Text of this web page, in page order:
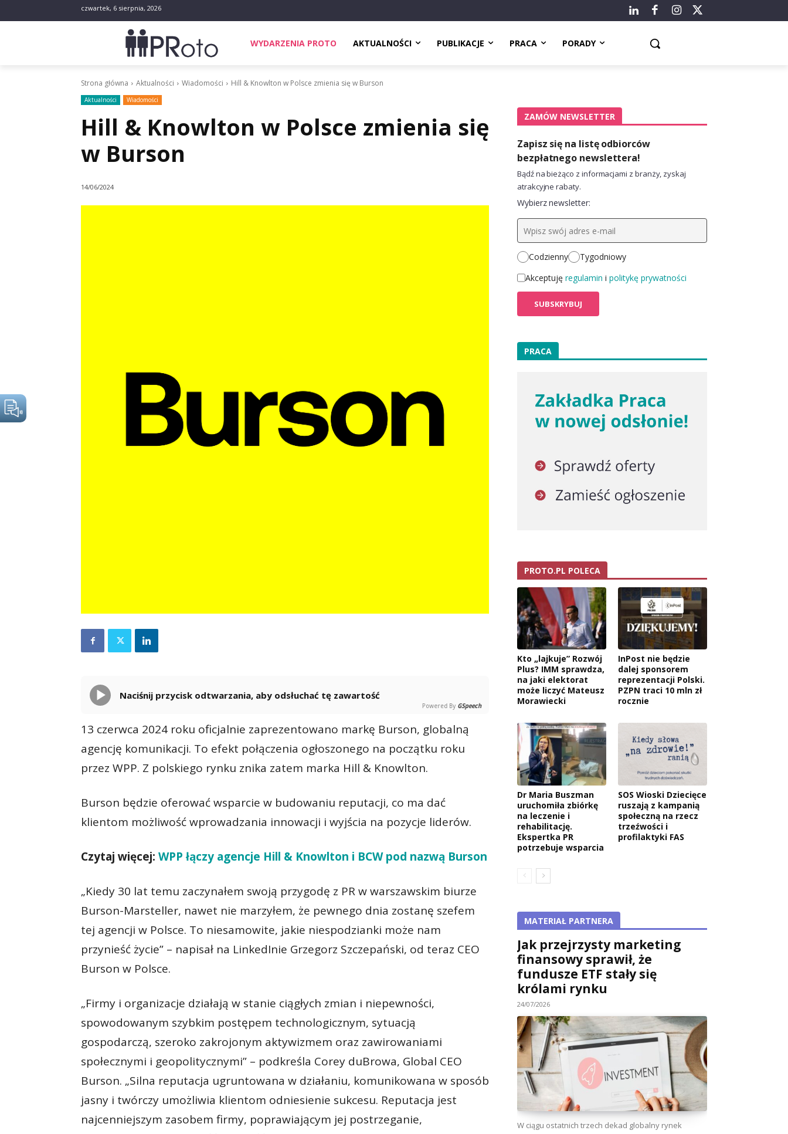
czwartek, 6 sierpnia, 2026
WYDARZENIA PROTO AKTUALNOŚCI PUBLIKACJE PRACA PORADY
Strona główna Aktualności Wiadomości Hill & Knowlton w Polsce zmienia się w Burson
Aktualności Wiadomości
Hill & Knowlton w Polsce zmienia się
w Burson
14/06/2024
Naciśnij przycisk odtwarzania, aby odsłuchać tę zawartość
Powered By GSpeech
13 czerwca 2024 roku oficjalnie zaprezentowano markę Burson, globalną
agencję komunikacji. To efekt połączenia ogłoszonego na początku roku
przez WPP. Z polskiego rynku znika zatem marka Hill & Knowlton.
Burson będzie oferować wsparcie w budowaniu reputacji, co ma dać
klientom możliwość wprowadzania innowacji i wyjścia na pozycje liderów.
Czytaj więcej: WPP łączy agencje Hill & Knowlton i BCW pod nazwą Burson
„Kiedy 30 lat temu zaczynałem swoją przygodę z PR w warszawskim biurze
Burson-Marsteller, nawet nie marzyłem, że pewnego dnia zostanę szefem
tej agencji w Polsce. To niesamowite, jakie niespodzianki może nam
przynieść życie” – napisał na LinkedInie Grzegorz Szczepański, od teraz CEO
Burson w Polsce.
„Firmy i organizacje działają w stanie ciągłych zmian i niepewności,
spowodowanym szybkim postępem technologicznym, sytuacją
gospodarczą, szeroko zakrojonym aktywizmem oraz zawirowaniami
społecznymi i geopolitycznymi” – podkreśla Corey duBrowa, Global CEO
Burson. „Silna reputacja ugruntowana w działaniu, komunikowana w sposób
jasny i twórczy umożliwia klientom odniesienie sukcesu. Reputacja jest
najcenniejszym zasobem firmy, poprawiającym jej postrzeganie,
ZAMÓW NEWSLETTER
Zapisz się na listę odbiorców
bezpłatnego newslettera!
Bądź na bieżąco z informacjami z branży, zyskaj
atrakcyjne rabaty.
Wybierz newsletter:
Codzienny
Tygodniowy
Akceptuję regulamin i politykę prywatności
PRACA
PROTO.PL POLECA
Kto „lajkuje” Rozwój
Plus? IMM sprawdza,
na jaki elektorat
może liczyć Mateusz
Morawiecki
InPost nie będzie
dalej sponsorem
reprezentacji Polski.
PZPN traci 10 mln zł
rocznie
Dr Maria Buszman
uruchomiła zbiórkę
na leczenie i
rehabilitację.
Ekspertka PR
potrzebuje wsparcia
SOS Wioski Dziecięce
ruszają z kampanią
społeczną na rzecz
trzeźwości i
profilaktyki FAS
MATERIAŁ PARTNERA
Jak przejrzysty marketing
finansowy sprawił, że
fundusze ETF stały się
królami rynku
24/07/2026
W ciągu ostatnich trzech dekad globalny rynek